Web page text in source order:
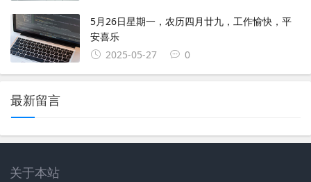
5月26日星期一，农历四月廿九，工作愉快，平
安喜乐
2025-05-27
0
最新留言
关于本站